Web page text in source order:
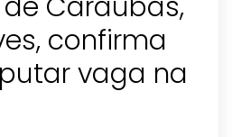
confirma
vaga na